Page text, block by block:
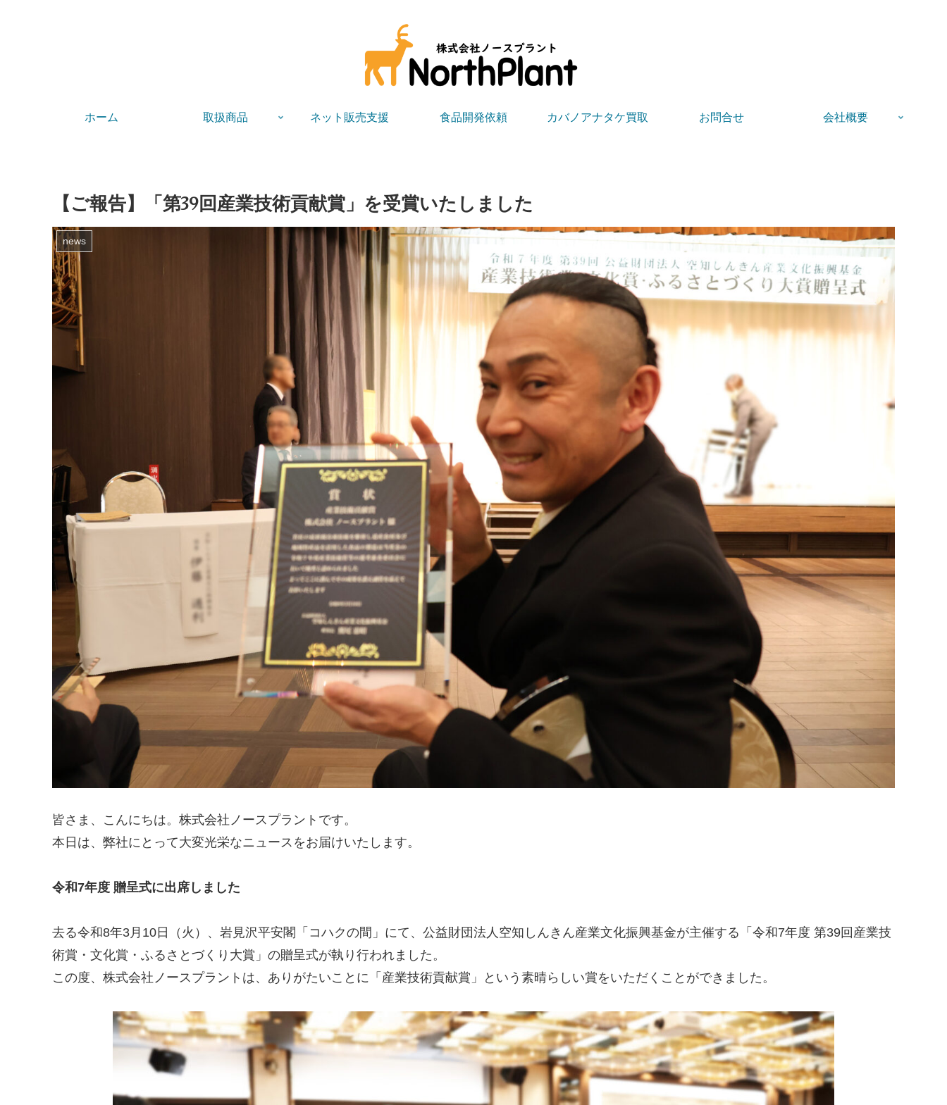
ホーム 取扱商品 ネット販売支援 食品開発依頼 カバノアナタケ買取 お問合せ 会社概要
【ご報告】「第39回産業技術貢献賞」を受賞いたしました
news
皆さま、こんにちは。株式会社ノースプラントです。
本日は、弊社にとって大変光栄なニュースをお届けいたします。
令和7年度 贈呈式に出席しました
去る令和8年3月10日（火）、岩見沢平安閣「コハクの間」にて、公益財団法人空知しんきん産業文化振興基金が主催する「令和7年度 第39回産業技
術賞・文化賞・ふるさとづくり大賞」の贈呈式が執り行われました。
この度、株式会社ノースプラントは、ありがたいことに「産業技術貢献賞」という素晴らしい賞をいただくことができました。